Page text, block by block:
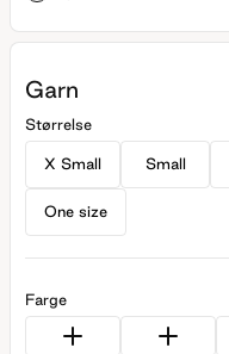
Garn
Størrelse
X Small Small
One size
Farge